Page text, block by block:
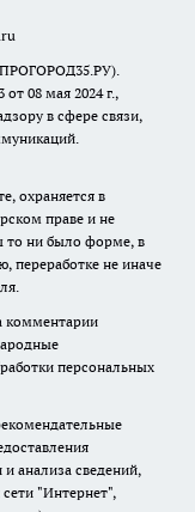
08 мая 2024 г.,
в сфере связи,
охраняется в
праве и не
то ни было форме, в
переработке не иначе
комментарии
персональных
анализа сведений,
"Интернет",